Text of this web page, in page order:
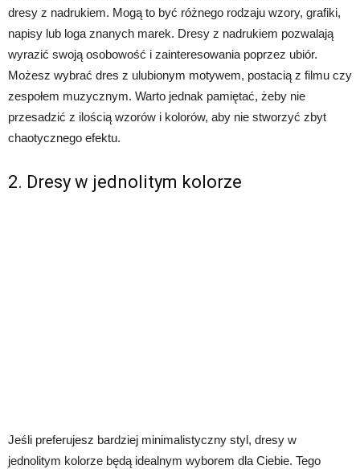
dresy z nadrukiem. Mogą to być różnego rodzaju wzory, grafiki,
napisy lub loga znanych marek. Dresy z nadrukiem pozwalają
wyrazić swoją osobowość i zainteresowania poprzez ubiór.
Możesz wybrać dres z ulubionym motywem, postacią z filmu czy
zespołem muzycznym. Warto jednak pamiętać, żeby nie
przesadzić z ilością wzorów i kolorów, aby nie stworzyć zbyt
chaotycznego efektu.
2. Dresy w jednolitym kolorze
Jeśli preferujesz bardziej minimalistyczny styl, dresy w
jednolitym kolorze będą idealnym wyborem dla Ciebie. Tego